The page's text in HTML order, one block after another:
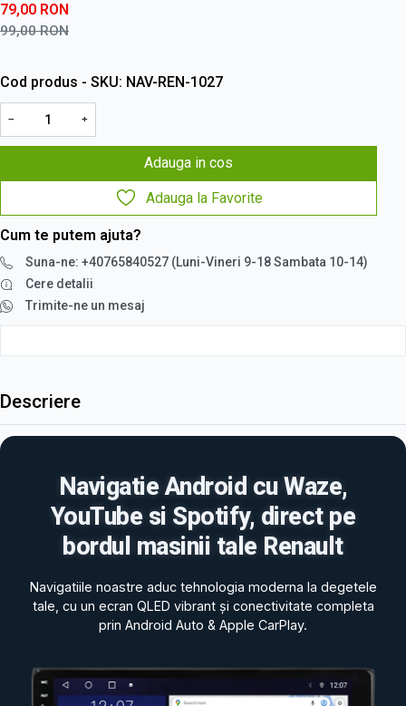
79,00 RON
99,00RON
Cod produs - SKU NAV-REN-1027
− +
Adauga in cos
Adauga la Favorite
Cum te putem ajuta?
Suna-ne: +40765840527 (Luni-Vineri 9-18 Sambata 10-14)
Cere detalii
Trimite-ne un mesaj
Descriere
Navigatie Android cu Waze,
YouTube si Spotify, direct pe
bordul masinii tale Renault
Navigatiile noastre aduc tehnologia moderna la degetele
tale, cu un ecran QLED vibrant și conectivitate completa
prin Android Auto & Apple CarPlay.